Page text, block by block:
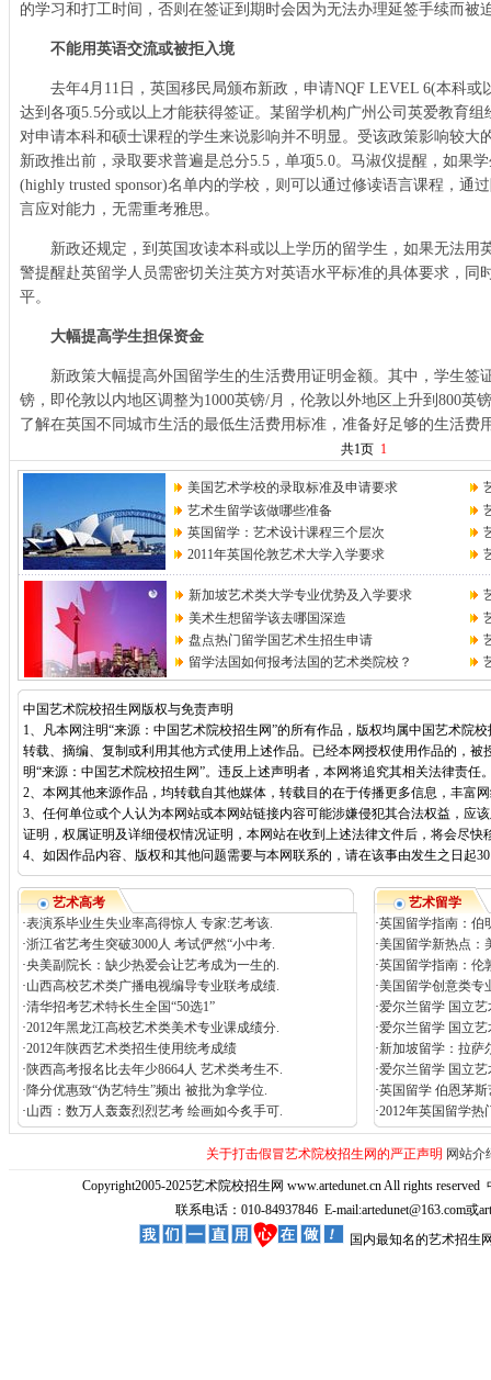
的学习和打工时间，否则在签证到期时会因为无法办理延签手续而被
不能用英语交流或被拒入境
去年4月11日，英国移民局颁布新政，申请NQF LEVEL 6(本科或
达到各项5.5分或以上才能获得签证。某留学机构广州公司英爱教育
对申请本科和硕士课程的学生来说影响并不明显。受该政策影响较大
新政推出前，录取要求普遍是总分5.5，单项5.0。马淑仪提醒，如果
(highly trusted sponsor)名单内的学校，则可以通过修读语言课程，通
言应对能力，无需重考雅思。
新政还规定，到英国攻读本科或以上学历的留学生，如果无法用
警提醒赴英留学人员需密切关注英方对英语水平标准的具体要求，同
平。
大幅提高学生担保资金
新政策大幅提高外国留学生的生活费用证明金额。其中，学生签
镑，即伦敦以内地区调整为1000英镑/月，伦敦以外地区上升到800英
了解在英国不同城市生活的最低生活费用标准，准备好足够的生活费
共1页 1
美国艺术学校的录取标准及申请要求
艺术生留学该做哪些准备
英国留学：艺术设计课程三个层次
2011年英国伦敦艺术大学入学要求
新加坡艺术类大学专业优势及入学要求
美术生想留学该去哪国深造
盘点热门留学国艺术生招生申请
留学法国如何报考法国的艺术类院校？
中国艺术院校招生网版权与免责声明
1、凡本网注明“来源：中国艺术院校招生网”的所有作品，版权均属中国艺术院
转载、摘编、复制或利用其他方式使用上述作品。已经本网授权使用作品的，被
明“来源：中国艺术院校招生网”。违反上述声明者，本网将追究其相关法律责任
2、本网其他来源作品，均转载自其他媒体，转载目的在于传播更多信息，丰富
3、任何单位或个人认为本网站或本网站链接内容可能涉嫌侵犯其合法权益，应
证明，权属证明及详细侵权情况证明，本网站在收到上述法律文件后，将会尽快
4、如因作品内容、版权和其他问题需要与本网联系的，请在该事由发生之日起
艺术高考
·表演系毕业生失业率高得惊人 专家:艺考该.
·浙江省艺考生突破3000人 考试俨然“小中考.
·央美副院长：缺少热爱会让艺考成为一生的.
·山西高校艺术类广播电视编导专业联考成绩.
·清华招考艺术特长生全国“50选1”
·2012年黑龙江高校艺术类美术专业课成绩分.
·2012年陕西艺术类招生使用统考成绩
·陕西高考报名比去年少8664人 艺术类考生不.
·降分优惠致“伪艺特生”频出 被批为拿学位.
·山西：数万人轰轰烈烈艺考 绘画如今炙手可.
艺术留学
·英国留学指南：伯
·美国留学新热点：
·英国留学指南：伦
·美国留学创意类专
·爱尔兰留学 国立
·爱尔兰留学 国立
·新加坡留学：拉萨
·爱尔兰留学 国立
·英国留学 伯恩茅
·2012年英国留学热
关于打击假冒艺术院校招生网的严正声明 网站介
Copyright2005-2025艺术院校招生网 www.artedunet.cn All rights reserved
联系电话：010-84937846 E-mail:artedunet@163.com或
国内最知名的艺术招生